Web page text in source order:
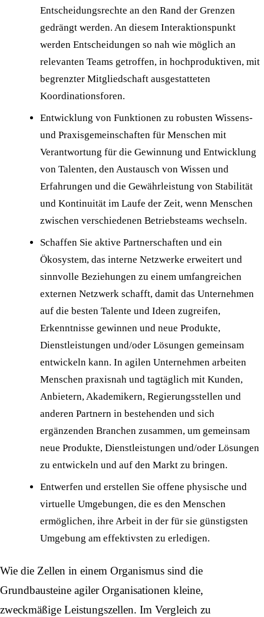
Entscheidungsrechte an den Rand der Grenzen
gedrängt werden. An diesem Interaktionspunkt
werden Entscheidungen so nah wie möglich an
relevanten Teams getroffen, in hochproduktiven, mit
begrenzter Mitgliedschaft ausgestatteten
Koordinationsforen.
Entwicklung von Funktionen zu robusten Wissens-
und Praxisgemeinschaften für Menschen mit
Verantwortung für die Gewinnung und Entwicklung
von Talenten, den Austausch von Wissen und
Erfahrungen und die Gewährleistung von Stabilität
und Kontinuität im Laufe der Zeit, wenn Menschen
zwischen verschiedenen Betriebsteams wechseln.
Schaffen Sie aktive Partnerschaften und ein
Ökosystem, das interne Netzwerke erweitert und
sinnvolle Beziehungen zu einem umfangreichen
externen Netzwerk schafft, damit das Unternehmen
auf die besten Talente und Ideen zugreifen,
Erkenntnisse gewinnen und neue Produkte,
Dienstleistungen und/oder Lösungen gemeinsam
entwickeln kann. In agilen Unternehmen arbeiten
Menschen praxisnah und tagtäglich mit Kunden,
Anbietern, Akademikern, Regierungsstellen und
anderen Partnern in bestehenden und sich
ergänzenden Branchen zusammen, um gemeinsam
neue Produkte, Dienstleistungen und/oder Lösungen
zu entwickeln und auf den Markt zu bringen.
Entwerfen und erstellen Sie offene physische und
virtuelle Umgebungen, die es den Menschen
ermöglichen, ihre Arbeit in der für sie günstigsten
Umgebung am effektivsten zu erledigen.
Wie die Zellen in einem Organismus sind die
Grundbausteine agiler Organisationen kleine,
zweckmäßige Leistungszellen. Im Vergleich zu